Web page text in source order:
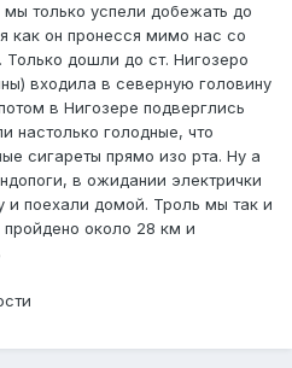
только успели добежать до
как он пронесся мимо нас со
дошли до ст. Нигозеро
входила в северную головину
в Нигозере подверглись
настолько голодные, что
сигареты прямо изо рта. Ну а
в ожидании электрички
и поехали домой. Троль мы так и
около 28 км и